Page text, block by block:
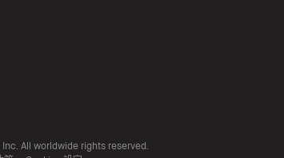
All worldwide rights reserved.